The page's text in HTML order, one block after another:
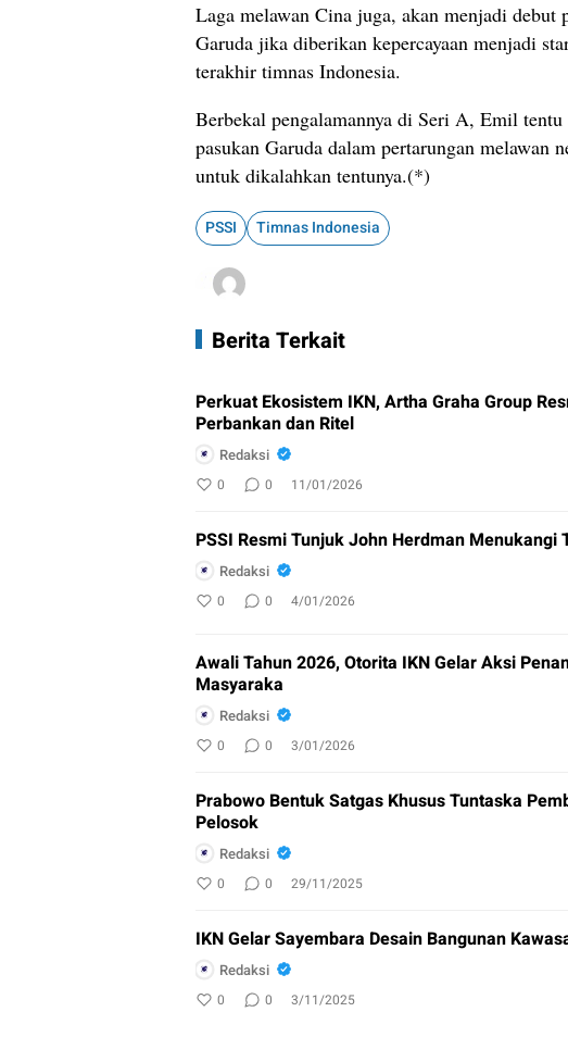
Laga melawan Cina juga, akan menjadi debut
Garuda jika diberikan kepercayaan menjadi
terakhir timnas Indonesia.
Berbekal pengalamannya di Seri A, Emil
pasukan Garuda dalam pertarungan melawan
untuk dikalahkan tentunya.(*)
PSSI Timnas Indonesia
Berita Terkait
Perkuat Ekosistem IKN, Artha Graha Group
Perbankan dan Ritel
Redaksi
0 0 11/01/2026
PSSI Resmi Tunjuk John Herdman Menukangi
Redaksi
0 0 4/01/2026
Awali Tahun 2026, Otorita IKN Gelar Aksi
Masyaraka
Redaksi
0 0 3/01/2026
Prabowo Bentuk Satgas Khusus Tuntaska
Pelosok
Redaksi
0 0 29/11/2025
IKN Gelar Sayembara Desain Bangunan
Redaksi
0 0 3/11/2025